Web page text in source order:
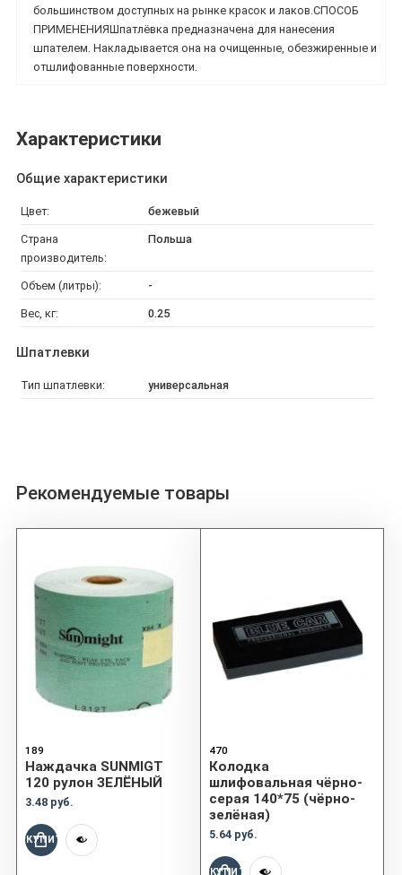
большинством доступных на рынке красок и лаков.СПОСОБ
ПРИМЕНЕНИЯШпатлёвка предназначена для нанесения
шпателем. Накладывается она на очищенные, обезжиренные и
отшлифованные поверхности.
Характеристики
Общие характеристики
Цвет: бежевый
Страна
производитель:
Польша
Объем (литры): -
Вес, кг: 0.25
Шпатлевки
Тип шпатлевки: универсальная
Рекомендуемые товары
189
Наждачка SUNMIGT
120 рулон ЗЕЛЁНЫЙ
3.48 руб.
КУПИТЬ
470
Колодка
шлифовальная чёрно-
серая 140*75 (чёрно-
зелёная)
5.64 руб.
КУПИТЬ